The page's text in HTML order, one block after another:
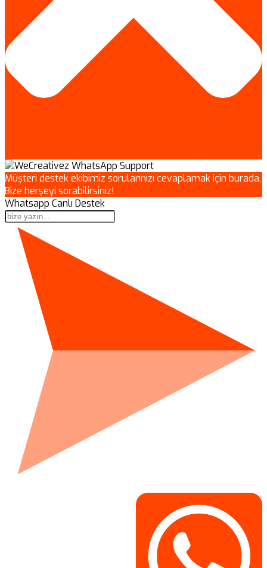
Müşteri destek ekibimiz sorularınızı cevaplamak için burada.
Bize herşeyi sorabilirsiniz!
Whatsapp Canlı Destek